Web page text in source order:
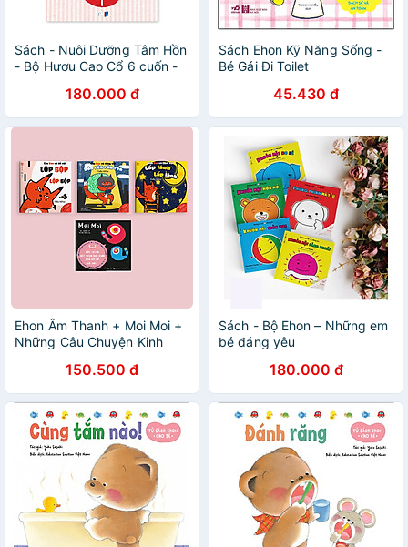
Sách - Nuôi Dưỡng Tâm Hồn
- Bộ Hươu Cao Cổ 6 cuốn -
Puma Books180.000 đ
Sách Ehon Kỹ Năng Sống -
Bé Gái Đi Toilet
45.430 đ
Ehon Âm Thanh + Moi Moi +
Những Câu Chuyện Kinh
150.500 đ
Sách - Bộ Ehon – Những em
bé đáng yêu
180.000 đ